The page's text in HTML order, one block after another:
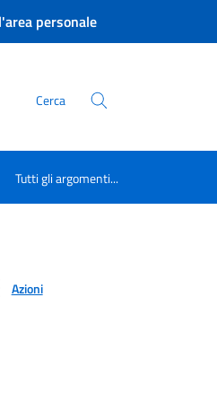
personale
Cerca
Tutti gli argomenti...
Azioni